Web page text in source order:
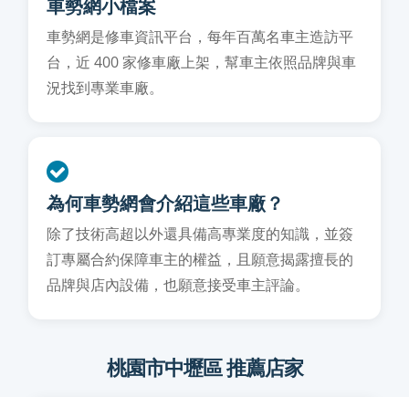
車勢網小檔案
車勢網是修車資訊平台，每年百萬名車主造訪平
台，近 400 家修車廠上架，幫車主依照品牌與車
況找到專業車廠。
為何車勢網會介紹這些車廠？
除了技術高超以外還具備高專業度的知識，並簽
訂專屬合約保障車主的權益，且願意揭露擅長的
品牌與店內設備，也願意接受車主評論。
桃園市中壢區 推薦店家